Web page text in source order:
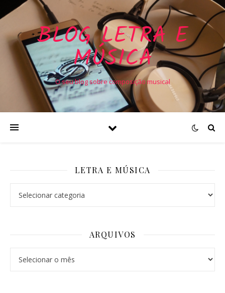
BLOG LETRA E
MÚSICA
O seu blog sobre composição musical
LETRA E MÚSICA
ARQUIVOS